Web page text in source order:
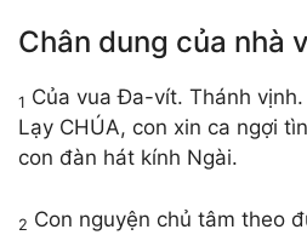
Chân dung của nhà
1 Của vua Đa-vít. Thánh vịnh.
Lạy CHÚA, con xin ca ngợi
con đàn hát kính Ngài.
2 Con nguyện chủ tâm theo